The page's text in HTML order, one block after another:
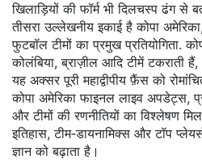
खिलाड़ियों की फॉर्म भी दिलचस्प ढंग से
तीसरा उल्लेखनीय इकाई हैकोपा अमेरिका
फुटबॉल टीमों का प्रमुख प्रतियोगिता.
कोलंबिया, ब्राज़ील आदि टीमें टकराती
यह अक्सर पूरी महाद्वीपीय फ़ैंस को
कोपा अमेरिका फाइनल लाइव अपडेट्स,
और टीमों की रणनीतियों का विश्लेषण
इतिहास, टीम‑डायनामिक्स और टॉप
ज्ञान को बढ़ाता है।